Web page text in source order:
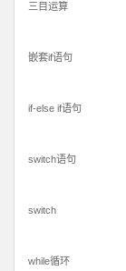
三目运算
嵌套if语句
if-else if语句
switch语句
switch
while循环